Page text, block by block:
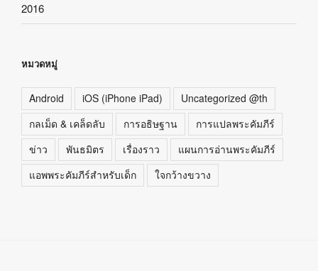
2016
หมวดหมู่
Android iOS (iPhone iPad)
Uncategorized @th
กลเม็ด & เคล็ดลับ
การอธิษฐาน
การแปลพระคัมภีร์
ข่าว
พันธมิตร เรื่องราว
แผนการอ่านพระคัมภีร์
แอพพระคัมภีร์สำหรับเด็ก
ใจกว้างขวาง